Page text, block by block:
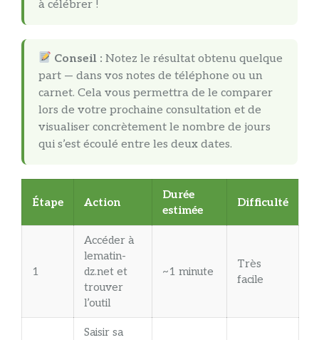
à célébrer !
Conseil : Notez le résultat obtenu quelque
part — dans vos notes de téléphone ou un
carnet. Cela vous permettra de le comparer
lors de votre prochaine consultation et de
visualiser concrètement le nombre de jours
qui s’est écoulé entre les deux dates.
Étape Action
Durée
estimée
Difficulté
1
Accéder à
lematin-
dz.net et
trouver
l’outil
~1 minute
Très
facile
Saisir sa